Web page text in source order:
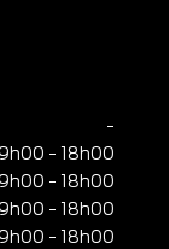
-
9h00 - 18h00
9h00 - 18h00
9h00 - 18h00
9h00 - 18h00